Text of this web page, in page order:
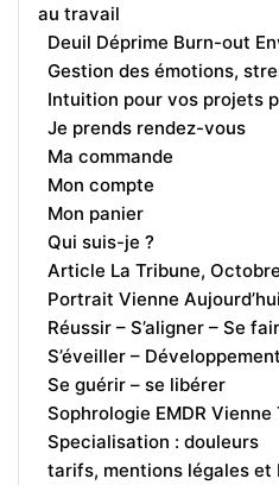
au travail
Deuil Déprime Burn-out
Gestion des émotions,
Intuition pour vos projets
Je prends rendez-vous
Ma commande
Mon compte
Mon panier
Qui suis-je ?
Article La Tribune,
Portrait Vienne
Réussir – S’aligner – Se
S’éveiller –
Se guérir – se libérer
Sophrologie EMDR
Specialisation : douleurs
tarifs, mentions légales et